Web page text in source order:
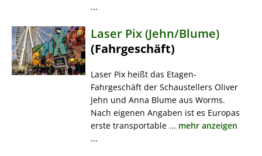
...
Laser Pix (Jehn/Blume)
(Fahrgeschäft)
Laser Pix heißt das Etagen-
Fahrgeschäft der Schaustellers Oliver
Jehn und Anna Blume aus Worms.
Nach eigenen Angaben ist es Europas
erste transportable ... mehr anzeigen
...